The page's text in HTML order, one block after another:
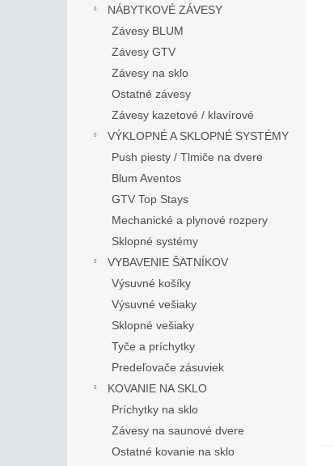
NÁBYTKOVÉ ZÁVESY
Závesy BLUM
Závesy GTV
Závesy na sklo
Ostatné závesy
Závesy kazetové / klavírové
VÝKLOPNÉ A SKLOPNÉ SYSTÉMY
Push piesty / Tlmiče na dvere
Blum Aventos
GTV Top Stays
Mechanické a plynové rozpery
Sklopné systémy
VYBAVENIE ŠATNÍKOV
Výsuvné košíky
Výsuvné vešiaky
Sklopné vešiaky
Tyče a príchytky
Predeľovače zásuviek
KOVANIE NA SKLO
Príchytky na sklo
Závesy na saunové dvere
Ostatné kovanie na sklo